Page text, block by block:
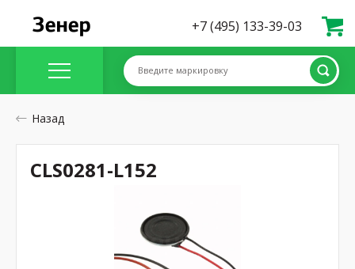
+7 (495) 133-39-03
Введите маркировку
Назад
CLS0281-L152